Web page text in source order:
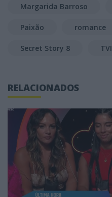
Margarida Barroso
Paixão romance
Secret Story 8 TVI
RELACIONADOS